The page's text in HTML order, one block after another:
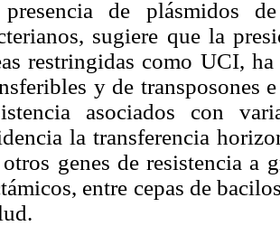
de plásmidos
sugiere que la
restringidas como UCI,
y de transposones
asociados con
la transferencia
otros genes de resistencia a
entre cepas de